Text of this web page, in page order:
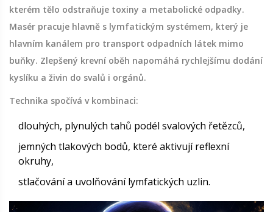
kterém tělo odstraňuje toxiny a metabolické odpadky.
Masér pracuje hlavně s lymfatickým systémem, který je
hlavním kanálem pro transport odpadních látek mimo
buňky. Zlepšený krevní oběh napomáhá rychlejšímu dodání
kyslíku a živin do svalů i orgánů.
Technika spočívá v kombinaci:
dlouhých, plynulých tahů podél svalových řetězců,
jemných tlakových bodů, které aktivují reflexní
okruhy,
stlačování a uvolňování lymfatických uzlin.